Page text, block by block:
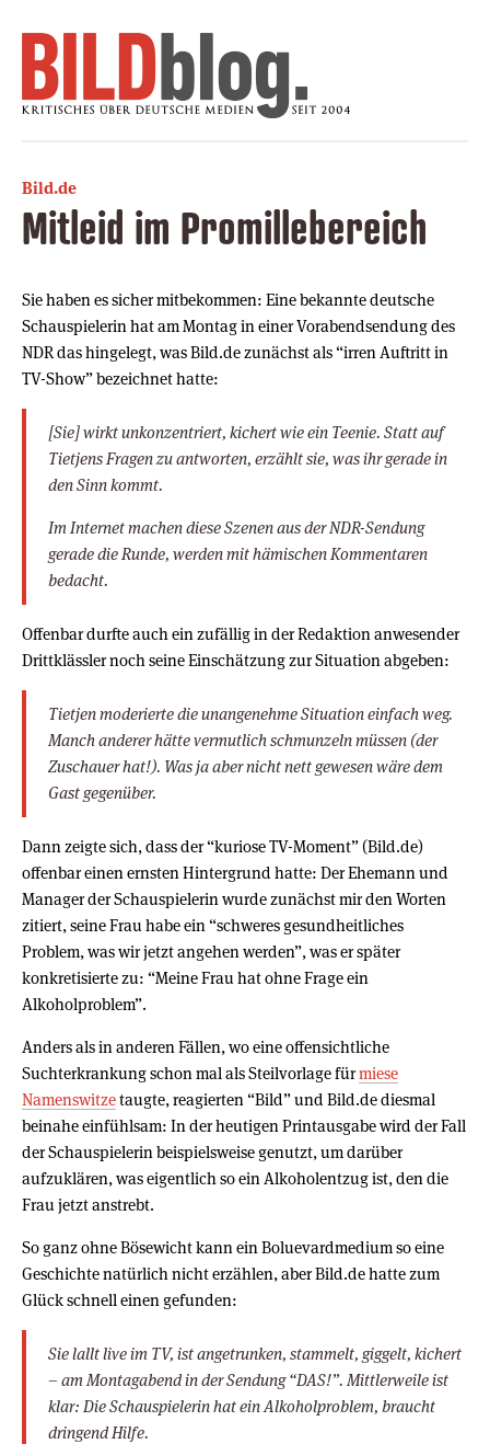
Bild.de
Mitleid im Promillebereich
Sie haben es sicher mitbekommen: Eine bekannte deutsche
Schauspielerin hat am Montag in einer Vorabendsendung des
NDR das hingelegt, was Bild.de zunächst als “irren Auftritt in
TV-Show” bezeichnet hatte:
[Sie] wirkt unkonzentriert, kichert wie ein Teenie. Statt auf
Tietjens Fragen zu antworten, erzählt sie, was ihr gerade in
den Sinn kommt.
Im Internet machen diese Szenen aus der NDR-Sendung
gerade die Runde, werden mit hämischen Kommentaren
bedacht.
Offenbar durfte auch ein zufällig in der Redaktion anwesender
Drittklässler noch seine Einschätzung zur Situation abgeben:
Tietjen moderierte die unangenehme Situation einfach weg.
Manch anderer hätte vermutlich schmunzeln müssen (der
Zuschauer hat!). Was ja aber nicht nett gewesen wäre dem
Gast gegenüber.
Dann zeigte sich, dass der “kuriose TV-Moment” (Bild.de)
offenbar einen ernsten Hintergrund hatte: Der Ehemann und
Manager der Schauspielerin wurde zunächst mir den Worten
zitiert, seine Frau habe ein “schweres gesundheitliches
Problem, was wir jetzt angehen werden”, was er später
konkretisierte zu: “Meine Frau hat ohne Frage ein
Alkoholproblem”.
Anders als in anderen Fällen, wo eine offensichtliche
Suchterkrankung schon mal als Steilvorlage fürmiese
Namenswitzetaugte, reagierten “Bild” und Bild.de diesmal
beinahe einfühlsam: In der heutigen Printausgabe wird der Fall
der Schauspielerin beispielsweise genutzt, um darüber
aufzuklären, was eigentlich so ein Alkoholentzug ist, den die
Frau jetzt anstrebt.
So ganz ohne Bösewicht kann ein Boluevardmedium so eine
Geschichte natürlich nicht erzählen, aber Bild.de hatte zum
Glück schnell einen gefunden:
Sie lallt live im TV, ist angetrunken, stammelt, giggelt, kichert
– am Montagabend in der Sendung “DAS!”. Mittlerweile ist
klar: Die Schauspielerin hat ein Alkoholproblem, braucht
dringend Hilfe.